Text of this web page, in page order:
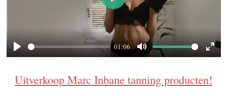
P
l
a
01:06
M
t
E
n
t
P
l
a
y
Uitverkoop Marc Inbane tanning producten!